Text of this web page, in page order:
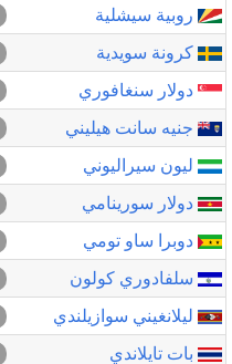
روبية سيشلية
كرونة سويدية
دولار سنغافوري
جنيه سانت هيليني
ليون سيراليوني
دولار سورينامي
دوبرا ساو تومي
سلفادوري كولون
ليلانغيني سوازيلندي
بات تايلاندي